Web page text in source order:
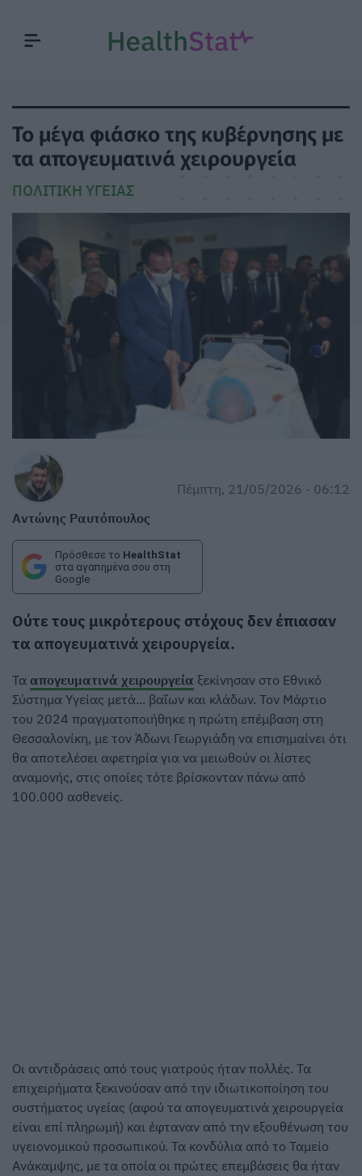
Το μέγα φιάσκο της κυβέρνησης με
τα απογευματινά χειρουργεία
ΠΟΛΙΤΙΚΉ ΥΓΕΊΑΣ
Αντώνης Ραυτόπουλος
Πέμπτη, 21/05/2026 - 06:12
Πρόσθεσε το HealthStat
στα αγαπημένα σου στη
Google
Ούτε τους μικρότερους στόχους δεν έπιασαν
τα απογευματινά χειρουργεία.
Τα απογευματινά χειρουργεία ξεκίνησαν στο Εθνικό
Σύστημα Υγείας μετά... βαΐων και κλάδων. Τον Μάρτιο
του 2024 πραγματοποιήθηκε η πρώτη επέμβαση στη
Θεσσαλονίκη, με τον Άδωνι Γεωργιάδη να επισημαίνει ότι
θα αποτελέσει αφετηρία για να μειωθούν οι λίστες
αναμονής, στις οποίες τότε βρίσκονταν πάνω από
100.000 ασθενείς.
Οι αντιδράσεις από τους γιατρούς ήταν πολλές. Τα
επιχειρήματα ξεκινούσαν από την ιδιωτικοποίηση του
συστήματος υγείας (αφού τα απογευματινά χειρουργεία
είναι επί πληρωμή) και έφταναν από την εξουθένωση του
υγειονομικού προσωπικού. Τα κονδύλια από το Ταμείο
Ανάκαμψης, με τα οποία οι πρώτες επεμβάσεις θα ήταν